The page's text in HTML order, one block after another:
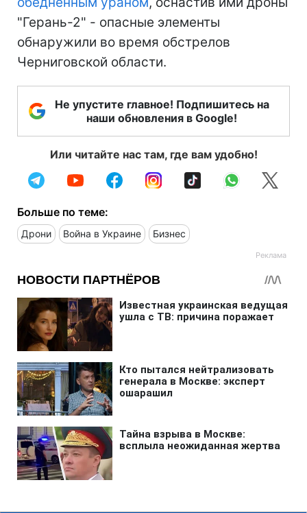
"Герань-2" - опасные элементы
обнаружили во время обстрелов
Черниговской области.
Не упустите главное! Подпишитесь на
наши обновления в Google!
Или читайте нас там, где вам удобно!
Больше по теме:
Дрони Война в Украине Бизнес